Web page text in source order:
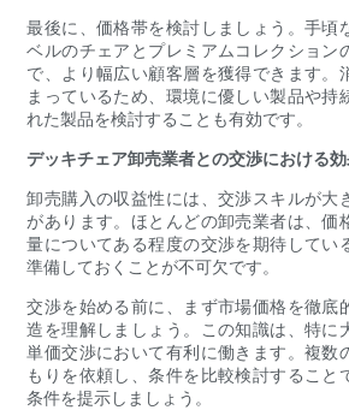
最後に、価格帯を検討しましょう。手頃
ベルのチェアとプレミアムコレクション
で、より幅広い顧客層を獲得できます。
まっているため、環境に優しい製品や持
れた製品を検討することも有効です。
デッキチェア卸売業者との交渉における
卸売購入の収益性には、交渉スキルが大
があります。ほとんどの卸売業者は、価
量についてある程度の交渉を期待してい
準備しておくことが不可欠です。
交渉を始める前に、まず市場価格を徹底
造を理解しましょう。この知識は、特に
単価交渉において有利に働きます。複数
もりを依頼し、条件を比較検討すること
条件を提示しましょう。